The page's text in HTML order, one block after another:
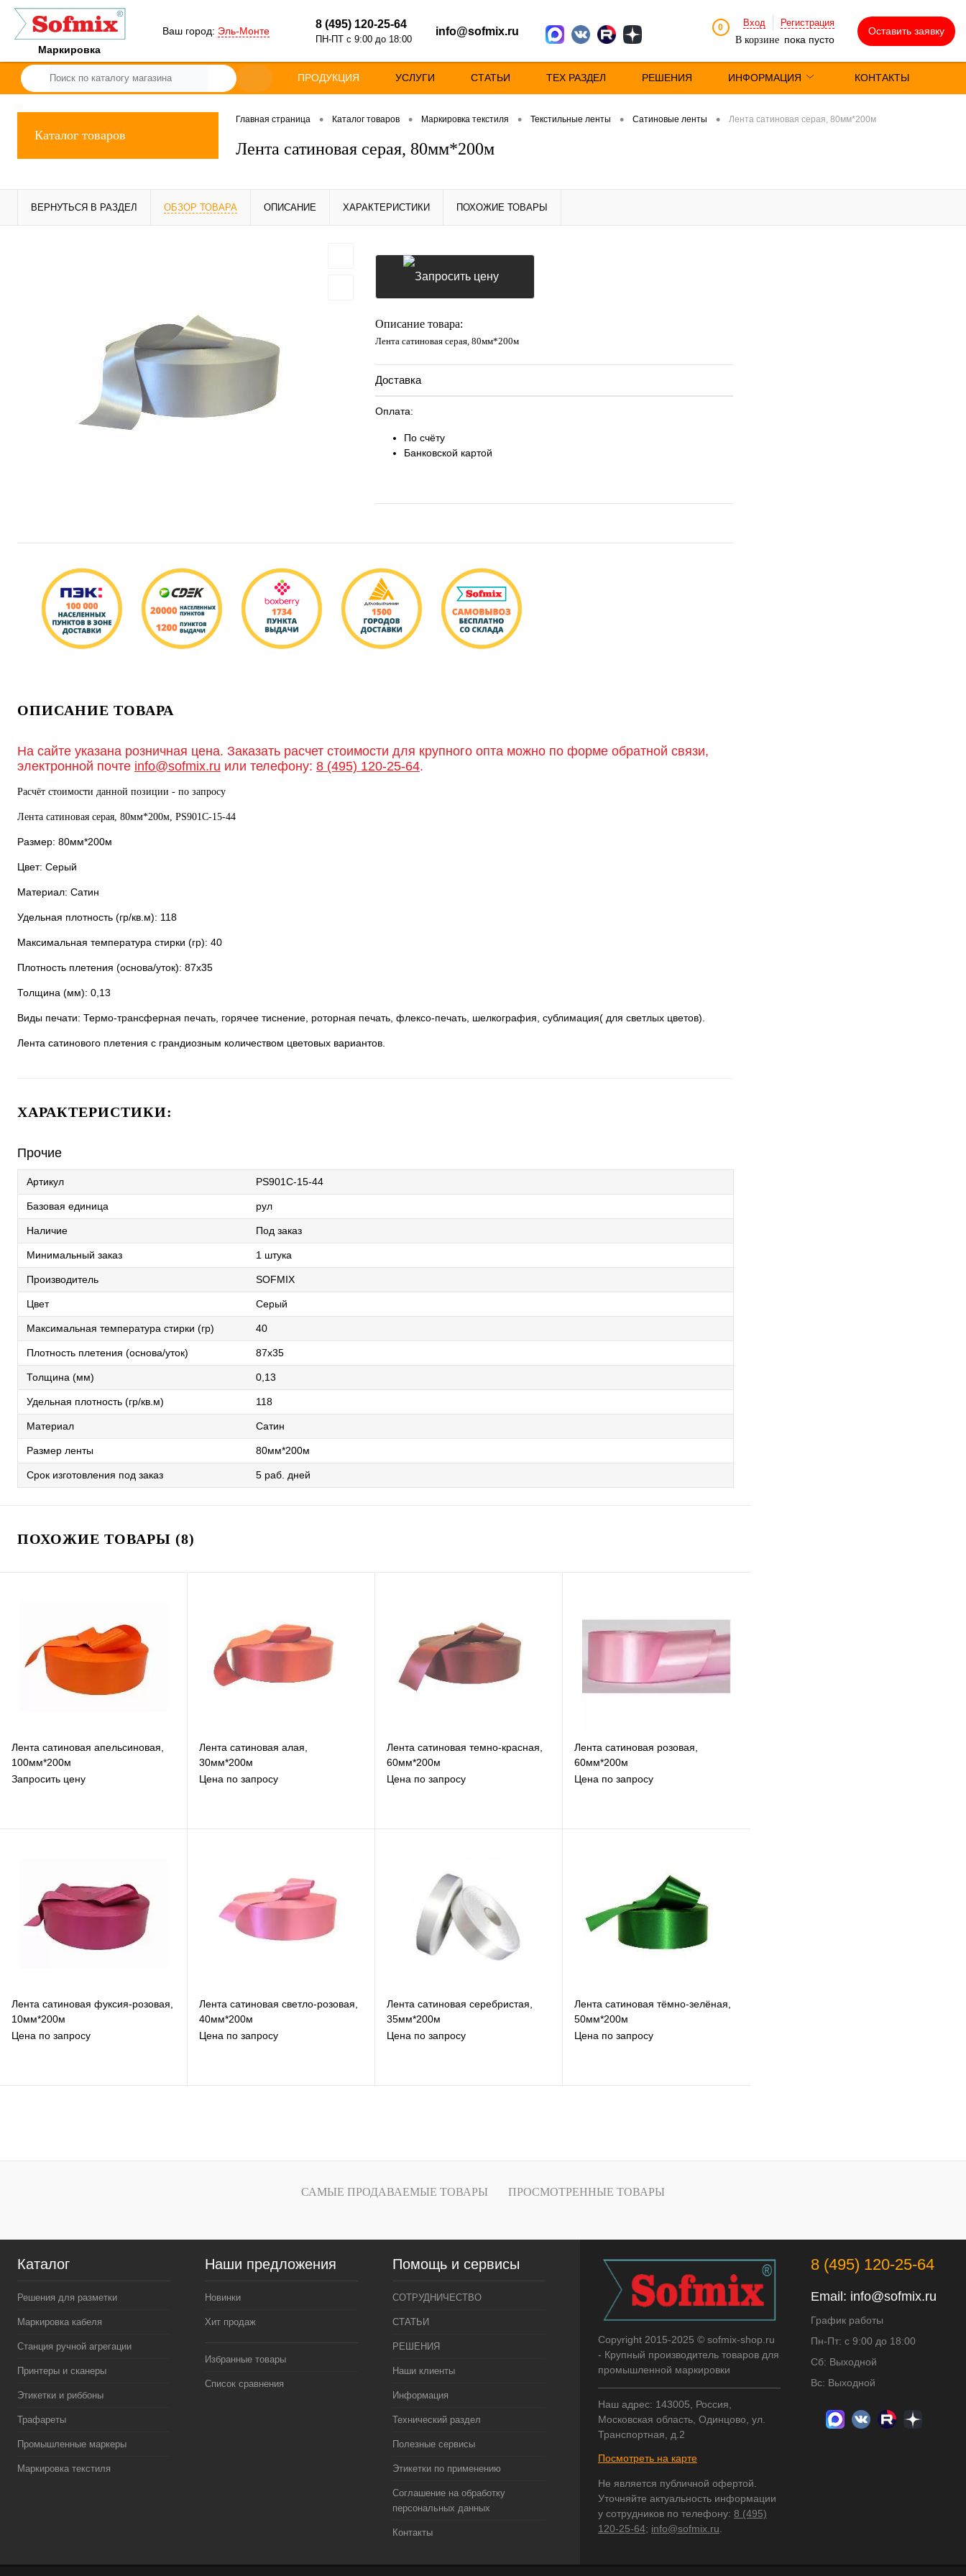
Маркировка
Ваш город: Эль-Монте
8 (495) 120-25-64
ПН-ПТ с 9:00 до 18:00
info@sofmix.ru 0 Вход
Регистрация
В корзине пока пусто
Оставить заявку
ПРОДУКЦИЯ УСЛУГИ СТАТЬИ ТЕХ РАЗДЕЛ РЕШЕНИЯ ИНФОРМАЦИЯ КОНТАКТЫ
Каталог товаров
Главная страница • Каталог товаров • Маркировка текстиля • Текстильные ленты • Сатиновые ленты • Лента сатиновая серая, 80мм*200м
Лента сатиновая серая, 80мм*200м
ВЕРНУТЬСЯ В РАЗДЕЛ ОБЗОР ТОВАРА ОПИСАНИЕ ХАРАКТЕРИСТИКИ ПОХОЖИЕ ТОВАРЫ
Запросить цену
Описание товара:
Лента сатиновая серая, 80мм*200м
Доставка
Оплата:
По счёту
Банковской картой
ОПИСАНИЕ ТОВАРА
На сайте указана розничная цена. Заказать расчет стоимости для крупного опта можно по форме обратной связи,
электронной почте info@sofmix.ru или телефону: 8 (495) 120-25-64.
Расчёт стоимости данной позиции - по запросу
Лента сатиновая серая, 80мм*200м, PS901С-15-44
Размер: 80мм*200м
Цвет: Серый
Материал: Сатин
Удельная плотность (гр/кв.м): 118
Максимальная температура стирки (гр): 40
Плотность плетения (основа/уток): 87х35
Толщина (мм): 0,13
Виды печати: Термо-трансферная печать, горячее тиснение, роторная печать, флексо-печать, шелкография, сублимация( для светлых цветов).
Лента сатинового плетения с грандиозным количеством цветовых вариантов.
ХАРАКТЕРИСТИКИ:
Прочие
Артикул PS901C-15-44
Базовая единица рул
Наличие Под заказ
Минимальный заказ 1 штука
Производитель SOFMIX
Цвет Серый
Максимальная температура стирки (гр) 40
Плотность плетения (основа/уток) 87х35
Толщина (мм) 0,13
Удельная плотность (гр/кв.м) 118
Материал Сатин
Размер ленты 80мм*200м
Срок изготовления под заказ 5 раб. дней
ПОХОЖИЕ ТОВАРЫ (8)
Лента сатиновая апельсиновая,
100мм*200м
Запросить цену
Под заказ
Лента сатиновая алая,
30мм*200м
Цена по запросу
Под заказ
Лента сатиновая темно-красная,
60мм*200м
Цена по запросу
К сравнению
Под заказ
Лента сатиновая розовая,
60мм*200м
Цена по запросу
К сравнению
Под заказ
Лента сатиновая фуксия-розовая,
10мм*200м
Цена по запросу
Лента сатиновая светло-розовая,
40мм*200м
Цена по запросу
Лента сатиновая серебристая,
35мм*200м
Цена по запросу
Лента сатиновая тёмно-зелёная,
50мм*200м
Цена по запросу
САМЫЕ ПРОДАВАЕМЫЕ ТОВАРЫ ПРОСМОТРЕННЫЕ ТОВАРЫ
Каталог
Решения для разметки
Маркировка кабеля
Станция ручной агрегации
Принтеры и сканеры
Этикетки и риббоны
Трафареты
Промышленные маркеры
Маркировка текстиля
Наши предложения
Новинки
Хит продаж
Избранные товары
Список сравнения
Помощь и сервисы
СОТРУДНИЧЕСТВО
СТАТЬИ
РЕШЕНИЯ
Наши клиенты
Информация
Технический раздел
Полезные сервисы
Этикетки по применению
Соглашение на обработку
персональных данных
Контакты
Copyright 2015-2025 © sofmix-shop.ru
- Крупный производитель товаров для
промышленной маркировки
Наш адрес: 143005, Россия,
Московская область, Одинцово, ул.
Транспортная, д.2
Посмотреть на карте
Не является публичной офертой.
Уточняйте актуальность информации
у сотрудников по телефону: 8 (495)
120-25-64; info@sofmix.ru
8 (495) 120-25-64
Email: info@sofmix.ru
График работы
Пн-Пт: с 9:00 до 18:00
Сб: Выходной
Вс: Выходной